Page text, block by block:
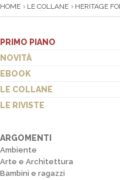
HOME LE COLLANE HERITAGE
PRIMO PIANO
NOVITÀ
EBOOK
LE COLLANE
LE RIVISTE
ARGOMENTI
Ambiente
Arte e Architettura
Bambini e ragazzi